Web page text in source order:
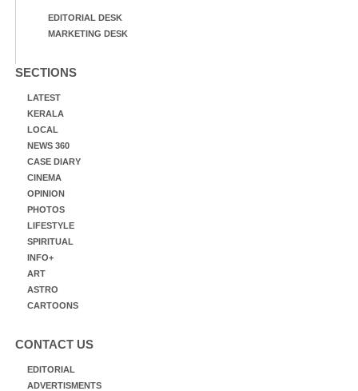
EDITORIAL DESK
MARKETING DESK
SECTIONS
LATEST
KERALA
LOCAL
NEWS 360
CASE DIARY
CINEMA
OPINION
PHOTOS
LIFESTYLE
SPIRITUAL
INFO+
ART
ASTRO
CARTOONS
CONTACT US
EDITORIAL
ADVERTISMENTS